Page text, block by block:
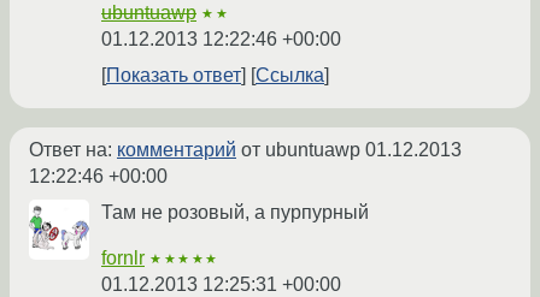
ubuntuawp ★★
01.12.2013 12:22:46 +00:00
Показать ответ
Ссылка
Ответ на: комментарий от ubuntuawp 01.12.2013
12:22:46 +00:00
Там не розовый, а пурпурный
fornlr ★★★★★
01.12.2013 12:25:31 +00:00